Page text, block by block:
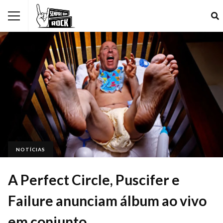
NOTÍCIAS
A Perfect Circle, Puscifer e
Failure anunciam álbum ao vivo